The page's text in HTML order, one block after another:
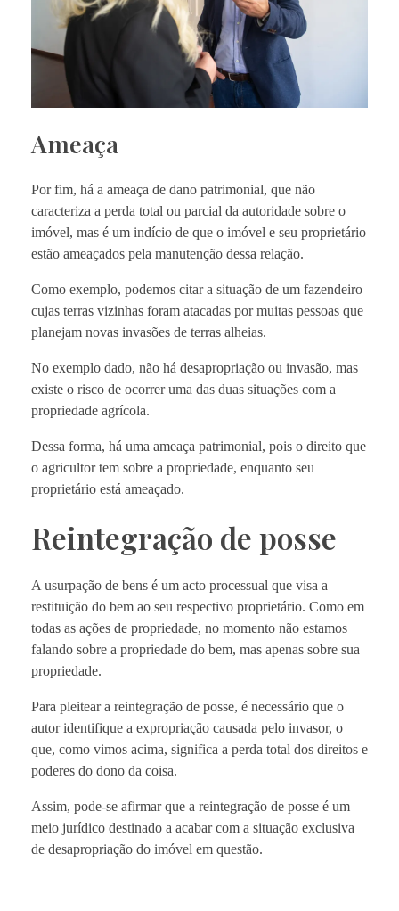
Ameaça
Por fim, há a ameaça de dano patrimonial, que não
caracteriza a perda total ou parcial da autoridade sobre o
imóvel, mas é um indício de que o imóvel e seu proprietário
estão ameaçados pela manutenção dessa relação.
Como exemplo, podemos citar a situação de um fazendeiro
cujas terras vizinhas foram atacadas por muitas pessoas que
planejam novas invasões de terras alheias.
No exemplo dado, não há desapropriação ou invasão, mas
existe o risco de ocorrer uma das duas situações com a
propriedade agrícola.
Dessa forma, há uma ameaça patrimonial, pois o direito que
o agricultor tem sobre a propriedade, enquanto seu
proprietário está ameaçado.
Reintegração de posse
A usurpação de bens é um acto processual que visa a
restituição do bem ao seu respectivo proprietário. Como em
todas as ações de propriedade, no momento não estamos
falando sobre a propriedade do bem, mas apenas sobre sua
propriedade.
Para pleitear a reintegração de posse, é necessário que o
autor identifique a expropriação causada pelo invasor, o
que, como vimos acima, significa a perda total dos direitos e
poderes do dono da coisa.
Assim, pode-se afirmar que a reintegração de posse é um
meio jurídico destinado a acabar com a situação exclusiva
de desapropriação do imóvel em questão.